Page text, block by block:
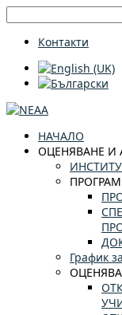
Контакти
НАЧАЛО
ОЦЕНЯВАНЕ И
График